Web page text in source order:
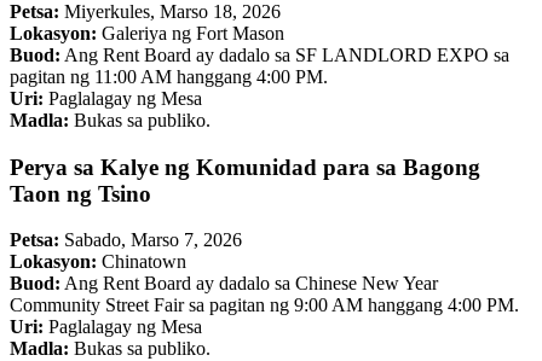
Petsa: Miyerkules, Marso 18, 2026
Lokasyon: Galeriya ng Fort Mason
Buod: Ang Rent Board ay dadalo sa SF LANDLORD EXPO sa
pagitan ng 11:00 AM hanggang 4:00 PM.
Uri: Paglalagay ng Mesa
Madla: Bukas sa publiko.
Perya sa Kalye ng Komunidad para sa Bagong
Taon ng Tsino
Petsa: Sabado, Marso 7, 2026
Lokasyon: Chinatown
Buod: Ang Rent Board ay dadalo sa Chinese New Year
Community Street Fair sa pagitan ng 9:00 AM hanggang 4:00 PM.
Uri: Paglalagay ng Mesa
Madla: Bukas sa publiko.